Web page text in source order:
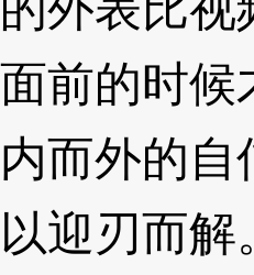
面前的时候
内而外的
以迎刃而解